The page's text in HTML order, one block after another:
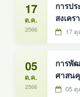
17
ต.ค.
2566
การป
สงเคร
รายได้
17
05
ต.ค.
2566
การพั
ศาสน
จังหวั
05 ตุ